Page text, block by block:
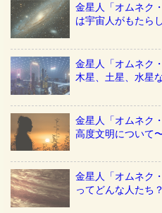
金星人「オムネ
は宇宙人がもたら
金星人「オムネ
木星、土星、水星
金星人「オムネ
高度文明について
金星人「オムネ
ってどんな人たち